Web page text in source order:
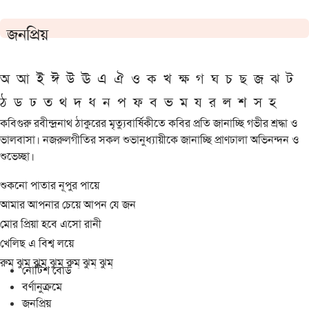
জনপ্রিয়
অ আ ই ঈ উ ঊ এ ঐ ও ক খ ক্ষ গ ঘ চ ছ জ ঝ ট
ঠ ড ঢ ত থ দ ধ ন প ফ ব ভ ম য র ল শ স হ
কবিগুরু রবীন্দ্রনাথ ঠাকুরের মৃত্যুবার্ষিকীতে কবির প্রতি জানাচ্ছি গভীর শ্রদ্ধা ও
ভালবাসা। নজরুলগীতির সকল শুভানুধ্যায়ীকে জানাচ্ছি প্রাণঢালা অভিনন্দন ও
শুভেচ্ছা।
শুকনো পাতার নূপুর পায়ে
আমার আপনার চেয়ে আপন যে জন
মোর প্রিয়া হবে এসো রানী
খেলিছ এ বিশ্ব লয়ে
রুম্ ঝুম্ ঝুম্ ঝুম্ রুম্ ঝুম্ ঝুম্
নোটিশ বোর্ড
বর্ণানুক্রমে
জনপ্রিয়